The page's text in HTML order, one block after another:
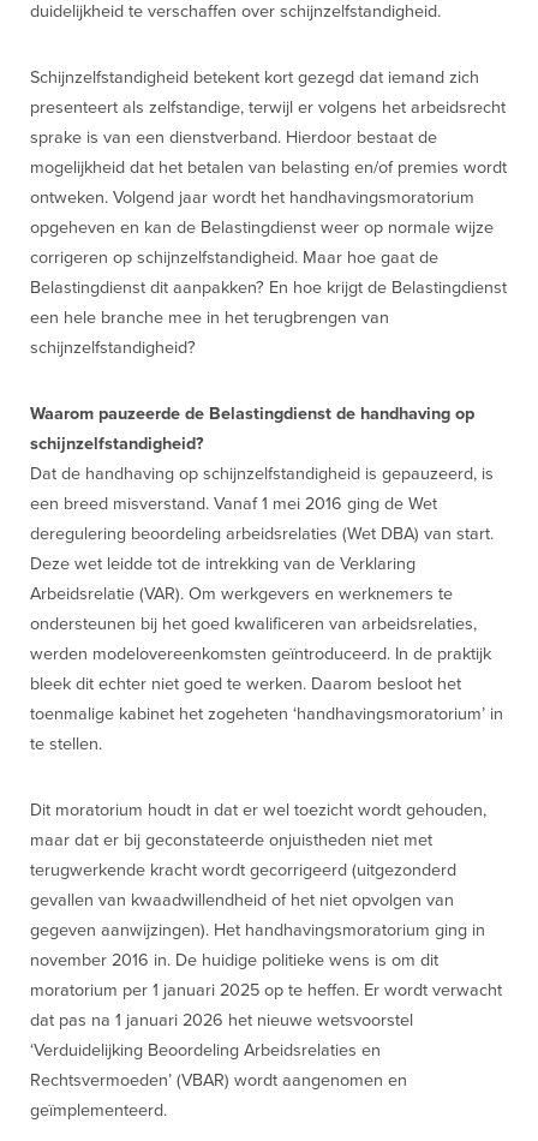
duidelijkheid te verschaffen over schijnzelfstandigheid.
Schijnzelfstandigheid betekent kort gezegd dat iemand zich
presenteert als zelfstandige, terwijl er volgens het arbeidsrecht
sprake is van een dienstverband. Hierdoor bestaat de
mogelijkheid dat het betalen van belasting en/of premies wordt
ontweken. Volgend jaar wordt het handhavingsmoratorium
opgeheven en kan de Belastingdienst weer op normale wijze
corrigeren op schijnzelfstandigheid. Maar hoe gaat de
Belastingdienst dit aanpakken? En hoe krijgt de Belastingdienst
een hele branche mee in het terugbrengen van
schijnzelfstandigheid?
Waarom pauzeerde de Belastingdienst de handhaving op
schijnzelfstandigheid?
Dat de handhaving op schijnzelfstandigheid is gepauzeerd, is
een breed misverstand. Vanaf 1 mei 2016 ging de Wet
deregulering beoordeling arbeidsrelaties (Wet DBA) van start.
Deze wet leidde tot de intrekking van de Verklaring
Arbeidsrelatie (VAR). Om werkgevers en werknemers te
ondersteunen bij het goed kwalificeren van arbeidsrelaties,
werden modelovereenkomsten geïntroduceerd. In de praktijk
bleek dit echter niet goed te werken. Daarom besloot het
toenmalige kabinet het zogeheten ‘handhavingsmoratorium’ in
te stellen.
Dit moratorium houdt in dat er wel toezicht wordt gehouden,
maar dat er bij geconstateerde onjuistheden niet met
terugwerkende kracht wordt gecorrigeerd (uitgezonderd
gevallen van kwaadwillendheid of het niet opvolgen van
gegeven aanwijzingen). Het handhavingsmoratorium ging in
november 2016 in. De huidige politieke wens is om dit
moratorium per 1 januari 2025 op te heffen. Er wordt verwacht
dat pas na 1 januari 2026 het nieuwe wetsvoorstel
‘Verduidelijking Beoordeling Arbeidsrelaties en
Rechtsvermoeden’ (VBAR) wordt aangenomen en
geïmplementeerd.